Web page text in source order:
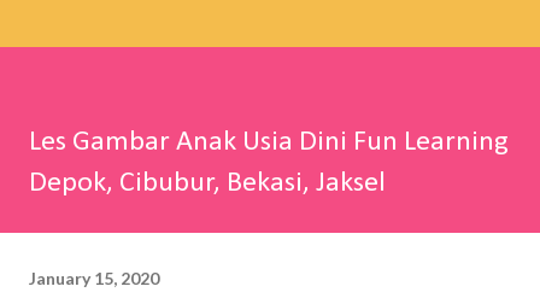
Les Gambar Anak Usia Dini Fun Learning
Depok, Cibubur, Bekasi, Jaksel
January 15, 2020